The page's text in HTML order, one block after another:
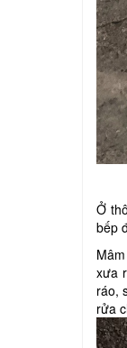
Ở
bếp
xưa
ráo,
rửa